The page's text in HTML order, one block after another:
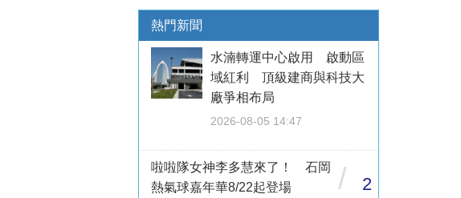
熱門新聞
水湳轉運中心啟用 啟動區
域紅利 頂級建商與科技大
廠爭相布局
2026-08-05 14:47
啦啦隊女神李多慧來了！ 石岡
熱氣球嘉年華8/22起登場
/ 2